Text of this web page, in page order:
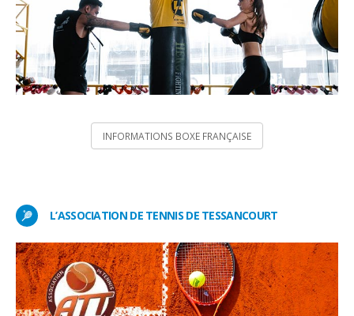
INFORMATIONS BOXE FRANÇAISE
L’ASSOCIATION DE TENNIS DE TESSANCOURT